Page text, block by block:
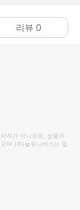
리뷰 0
자가 아니므로, 상품의
며 (주)놀유니버스는 일